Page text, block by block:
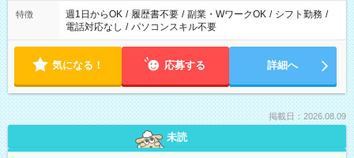
特徴 週1日からOK / 履歴書不要 / 副業・WワークOK / シフト勤務 /
電話対応なし / パソコンスキル不要
気になる！ 応募する 詳細へ
掲載日：2026.08.09
未読